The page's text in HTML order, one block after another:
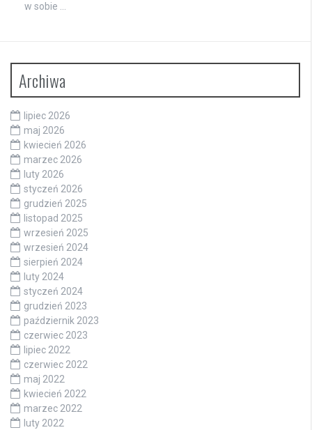
w sobie …
Archiwa
lipiec 2026
maj 2026
kwiecień 2026
marzec 2026
luty 2026
styczeń 2026
grudzień 2025
listopad 2025
wrzesień 2025
wrzesień 2024
sierpień 2024
luty 2024
styczeń 2024
grudzień 2023
październik 2023
czerwiec 2023
lipiec 2022
czerwiec 2022
maj 2022
kwiecień 2022
marzec 2022
luty 2022